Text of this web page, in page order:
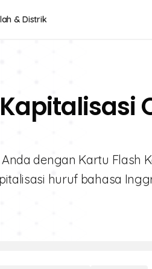
& Distrik
dengan Kartu Flash
huruf bahasa